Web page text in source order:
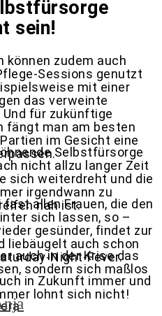
sein!
können zudem auch
Sessions genutzt
mit einer
das verweinte
für zukünftige
fängt man am besten
im Gesicht eine
Selbstfürsorge
nicht allzu langer Zeit
sich weiterdreht und die
irgendwann zu
nah ist.
allen Frauen, die den
sich lassen, so –
gesünder, findet zur
liebäugelt auch schon
Night-Fever.
auch in der Krise das
sondern sich maßlos
in Zukunft immer und
lohnt sich nicht!